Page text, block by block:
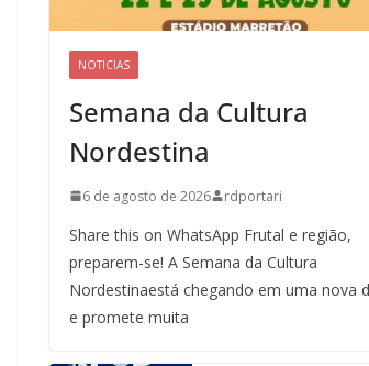
NOTICIAS
Semana da Cultura
Nordestina
6 de agosto de 2026 rdportari
Share this on WhatsApp Frutal e região,
preparem-se! A Semana da Cultura
Nordestinaestá chegando em uma nova
e promete muita